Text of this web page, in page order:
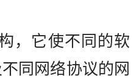
同网络协议的网